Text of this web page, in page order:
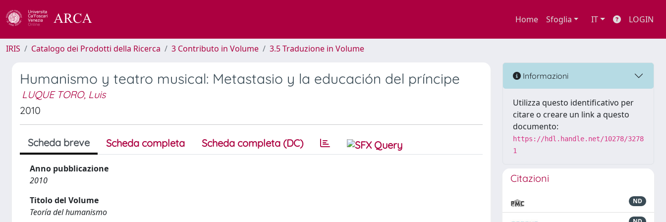
Home Sfoglia IT LOGIN
IRIS Catalogo dei Prodotti della Ricerca 3 Contributo in Volume 3.5 Traduzione in Volume
Humanismo y teatro musical: Metastasio y la educación del príncipe
LUQUE TORO, Luis
2010
Scheda breve Scheda completa Scheda completa (DC)
Anno pubblicazione
2010
Titolo del Volume
Teoría del humanismo
Informazioni
Utilizza questo identificativo per
citare o creare un link a questo
documento:
https://hdl.handle.net/10278/3278
1
Citazioni
ND